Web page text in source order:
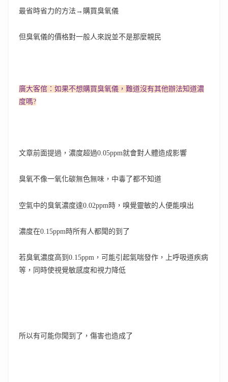
最省時省力的方法→購買臭氧儀
但臭氧儀的價格對一般人來說並不是那麼親民
廣大客倌：如果不想購買臭氧儀，難道沒有其他辦法知道濃
度嗎?
文章前面提過，濃度超過0.05ppm就會對人體造成影響
臭氧不像一氧化碳無色無味，中毒了都不知道
空氣中的臭氧濃度達0.02ppm時，嗅覺靈敏的人便能嗅出
濃度在0.15ppm時所有人都聞的到了
若臭氧濃度高到0.15ppm，可能引起氣喘發作，上呼吸道疾病
等，同時使視覺敏感度和視力降低
所以有可能你聞到了，傷害也造成了